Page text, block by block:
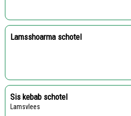
Lamsshoarma schotel
Sis kebab schotel
Lamsvlees